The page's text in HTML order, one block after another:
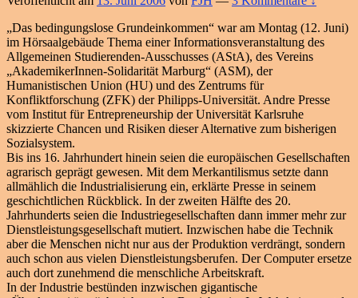
„Das bedingungslose Grundeinkommen“ war am Montag (12. Juni)
im Hörsaalgebäude Thema einer Informationsveranstaltung des
Allgemeinen Studierenden-Ausschusses (AStA), des Vereins
„AkademikerInnen-Solidarität Marburg“ (ASM), der
Humanistischen Union (HU) und des Zentrums für
Konfliktforschung (ZFK) der Philipps-Universität. Andre Presse
vom Institut für Entrepreneurship der Universität Karlsruhe
skizzierte Chancen und Risiken dieser Alternative zum bisherigen
Sozialsystem.
Bis ins 16. Jahrhundert hinein seien die europäischen Gesellschaften
agrarisch geprägt gewesen. Mit dem Merkantilismus setzte dann
allmählich die Industrialisierung ein, erklärte Presse in seinem
geschichtlichen Rückblick. In der zweiten Hälfte des 20.
Jahrhunderts seien die Industriegesellschaften dann immer mehr zur
Dienstleistungsgesellschaft mutiert. Inzwischen habe die Technik
aber die Menschen nicht nur aus der Produktion verdrängt, sondern
auch schon aus vielen Dienstleistungsberufen. Der Computer ersetze
auch dort zunehmend die menschliche Arbeitskraft.
In der Industrie bestünden inzwischen gigantische